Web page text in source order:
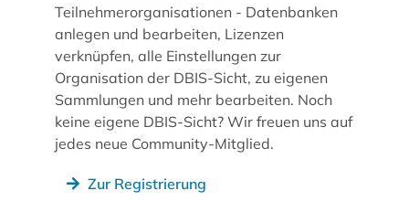
Teilnehmerorganisationen - Datenbanken
anlegen und bearbeiten, Lizenzen
verknüpfen, alle Einstellungen zur
Organisation der DBIS-Sicht, zu eigenen
Sammlungen und mehr bearbeiten. Noch
keine eigene DBIS-Sicht? Wir freuen uns auf
jedes neue Community-Mitglied.
Zur Registrierung